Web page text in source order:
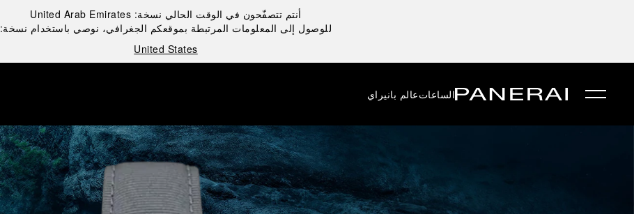
أنتم تتصفّحون في الوقت الحالي نسخة: United Arab Emirates
للوصول إلى المعلومات المرتبطة بموقعكم الجغرافي، نوصي باستخدام نسخة:
United States
الساعاتعالم بانيراي